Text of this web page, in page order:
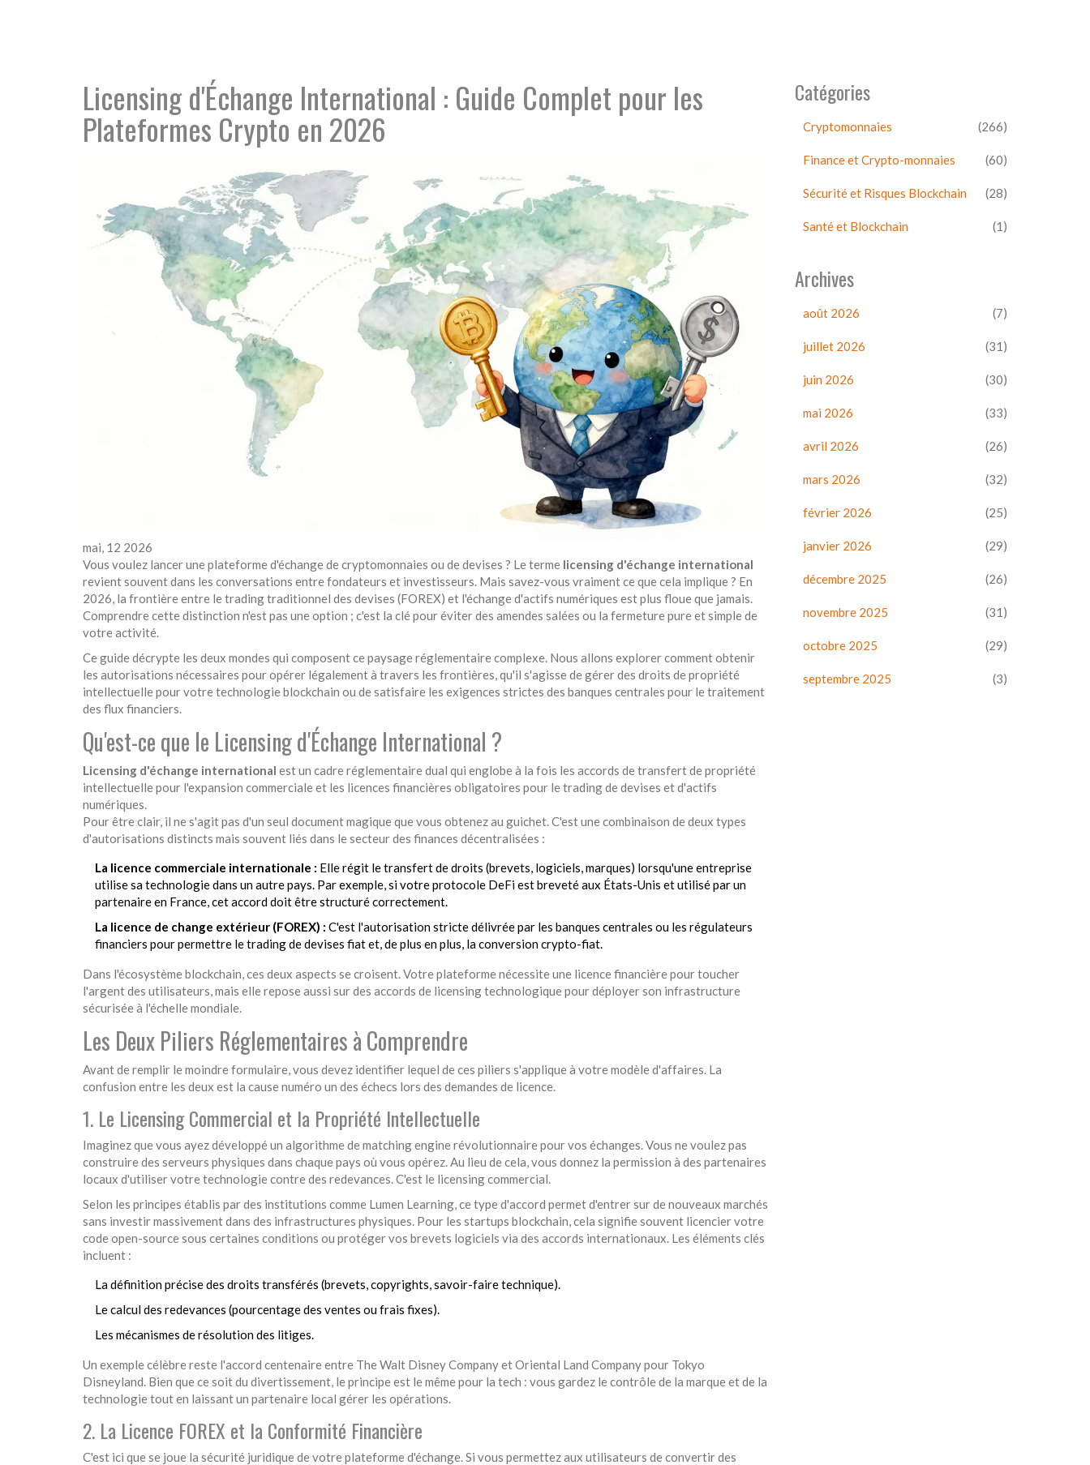
Licensing d'Échange International : Guide Complet pour les
Plateformes Crypto en 2026
mai, 12 2026
Vous voulez lancer une plateforme d'échange de cryptomonnaies ou de devises ? Le terme licensing d'échange international
revient souvent dans les conversations entre fondateurs et investisseurs. Mais savez-vous vraiment ce que cela implique ? En
2026, la frontière entre le trading traditionnel des devises (FOREX) et l'échange d'actifs numériques est plus floue que jamais.
Comprendre cette distinction n'est pas une option ; c'est la clé pour éviter des amendes salées ou la fermeture pure et simple de
votre activité.
Ce guide décrypte les deux mondes qui composent ce paysage réglementaire complexe. Nous allons explorer comment obtenir
les autorisations nécessaires pour opérer légalement à travers les frontières, qu'il s'agisse de gérer des droits de propriété
intellectuelle pour votre technologie blockchain ou de satisfaire les exigences strictes des banques centrales pour le traitement
des flux financiers.
Qu'est-ce que le Licensing d'Échange International ?
Licensing d'échange international estun cadre réglementaire dual qui englobe à la fois les accords de transfert de propriété
intellectuelle pour l'expansion commerciale et les licences financières obligatoires pour le trading de devises et d'actifs
numériques.
Pour être clair, il ne s'agit pas d'un seul document magique que vous obtenez au guichet. C'est une combinaison de deux types
d'autorisations distincts mais souvent liés dans le secteur des finances décentralisées :
La licence commerciale internationale : Elle régit le transfert de droits (brevets, logiciels, marques) lorsqu'une entreprise
utilise sa technologie dans un autre pays. Par exemple, si votre protocole DeFi est breveté aux États-Unis et utilisé par un
partenaire en France, cet accord doit être structuré correctement.
La licence de change extérieur (FOREX) : C'est l'autorisation stricte délivrée par les banques centrales ou les régulateurs
financiers pour permettre le trading de devises fiat et, de plus en plus, la conversion crypto-fiat.
Dans l'écosystème blockchain, ces deux aspects se croisent. Votre plateforme nécessite une licence financière pour toucher
l'argent des utilisateurs, mais elle repose aussi sur des accords de licensing technologique pour déployer son infrastructure
sécurisée à l'échelle mondiale.
Les Deux Piliers Réglementaires à Comprendre
Avant de remplir le moindre formulaire, vous devez identifier lequel de ces piliers s'applique à votre modèle d'affaires. La
confusion entre les deux est la cause numéro un des échecs lors des demandes de licence.
1. Le Licensing Commercial et la Propriété Intellectuelle
Imaginez que vous ayez développé un algorithme de matching engine révolutionnaire pour vos échanges. Vous ne voulez pas
construire des serveurs physiques dans chaque pays où vous opérez. Au lieu de cela, vous donnez la permission à des partenaires
locaux d'utiliser votre technologie contre des redevances. C'est le licensing commercial.
Selon les principes établis par des institutions comme Lumen Learning, ce type d'accord permet d'entrer sur de nouveaux marchés
sans investir massivement dans des infrastructures physiques. Pour les startups blockchain, cela signifie souvent licencier votre
code open-source sous certaines conditions ou protéger vos brevets logiciels via des accords internationaux. Les éléments clés
incluent :
La définition précise des droits transférés (brevets, copyrights, savoir-faire technique).
Le calcul des redevances (pourcentage des ventes ou frais fixes).
Les mécanismes de résolution des litiges.
Un exemple célèbre reste l'accord centenaire entre The Walt Disney Company et Oriental Land Company pour Tokyo
Disneyland. Bien que ce soit du divertissement, le principe est le même pour la tech : vous gardez le contrôle de la marque et de la
technologie tout en laissant un partenaire local gérer les opérations.
2. La Licence FOREX et la Conformité Financière
C'est ici que se joue la sécurité juridique de votre plateforme d'échange. Si vous permettez aux utilisateurs de convertir des
Catégories
Cryptomonnaies (266)
Finance et Crypto-monnaies (60)
Sécurité et Risques Blockchain (28)
Santé et Blockchain (1)
Archives
août 2026 (7)
juillet 2026 (31)
juin 2026 (30)
mai 2026 (33)
avril 2026 (26)
mars 2026 (32)
février 2026 (25)
janvier 2026 (29)
décembre 2025 (26)
novembre 2025 (31)
octobre 2025 (29)
septembre 2025 (3)